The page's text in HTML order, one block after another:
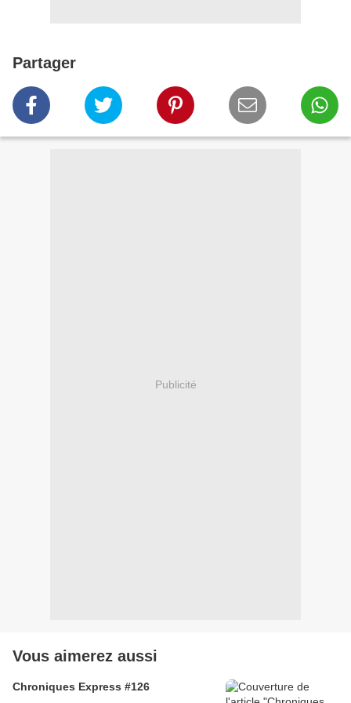
Partager
Publicité
Vous aimerez aussi
Chroniques Express #126